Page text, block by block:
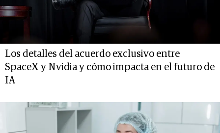
Los detalles del acuerdo exclusivo entre
SpaceX y Nvidia y cómo impacta en el futuro de
IA